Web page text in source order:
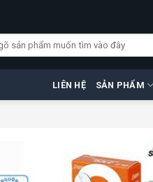
LIÊN HỆ SẢN PHẨM